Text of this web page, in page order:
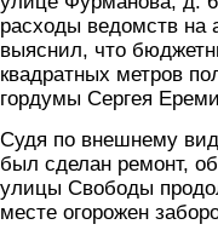
расходы ведомств на
выяснил, что
квадратных метров
гордумы Сергея
Судя по внешнему
был сделан ремонт,
улицы Свободы
месте огорожен